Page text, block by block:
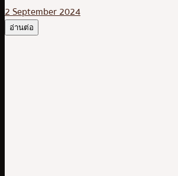
2 September 2024
อ่านต่อ